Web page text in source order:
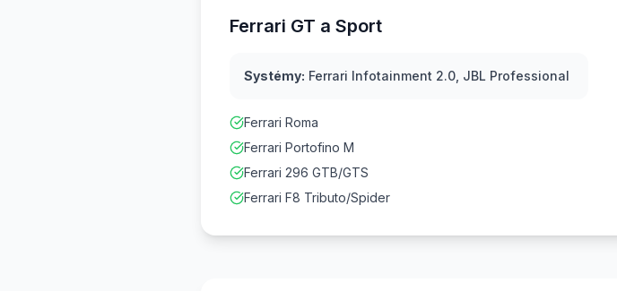
Ferrari GT a Sport
Systémy: Ferrari Infotainment 2.0, JBL Professional
Ferrari Roma
Ferrari Portofino M
Ferrari 296 GTB/GTS
Ferrari F8 Tributo/Spider